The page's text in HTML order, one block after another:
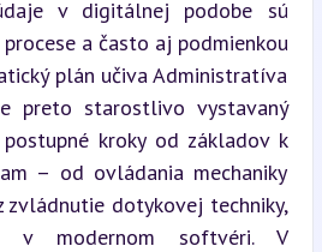
v digitálnej podobe sú
a často aj podmienkou
plán učiva Administratíva
preto starostlivo vystavaný
kroky od základov k
– od ovládania mechaniky
zvládnutie dotykovej techniky,
v modernom softvéri. V